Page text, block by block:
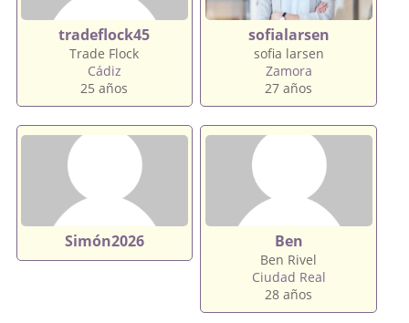
tradeflock45
Trade Flock
Cádiz
25 años
sofialarsen
sofia larsen
Zamora
27 años
Simón2026 Ben
Ben Rivel
Ciudad Real
28 años